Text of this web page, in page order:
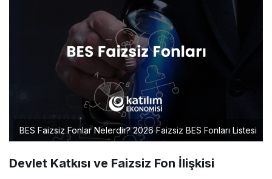
BES Faizsiz Fonlar Nelerdir? 2026 Faizsiz BES Fonları Listesi
Devlet Katkısı ve Faizsiz Fon İlişkisi